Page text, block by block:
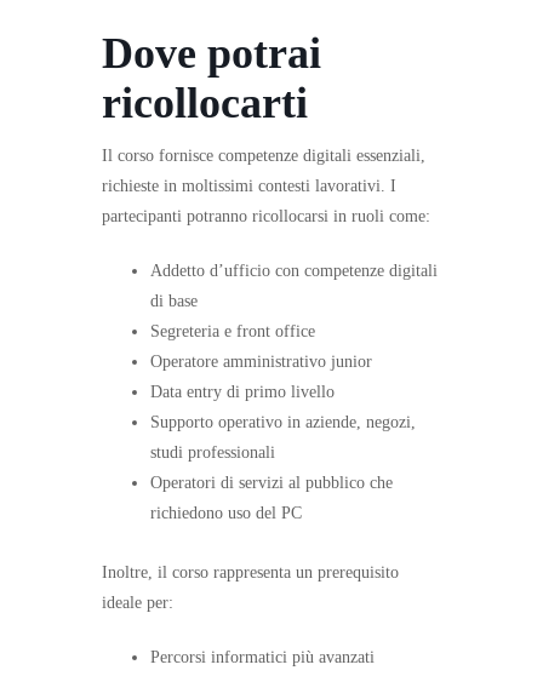
Dove potrai
ricollocarti
Il corso fornisce competenze digitali essenziali,
richieste in moltissimi contesti lavorativi. I
partecipanti potranno ricollocarsi in ruoli come:
Addetto d’ufficio con competenze digitali
di base
Segreteria e front office
Operatore amministrativo junior
Data entry di primo livello
Supporto operativo in aziende, negozi,
studi professionali
Operatori di servizi al pubblico che
richiedono uso del PC
Inoltre, il corso rappresenta un prerequisito
ideale per:
Percorsi informatici più avanzati